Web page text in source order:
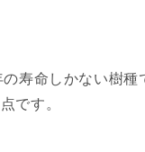
寿命しかない樹
です。